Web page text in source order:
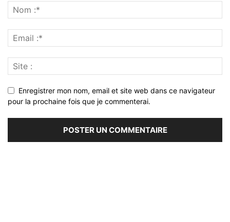
Enregistrer mon nom, email et site web dans ce navigateur
pour la prochaine fois que je commenterai.